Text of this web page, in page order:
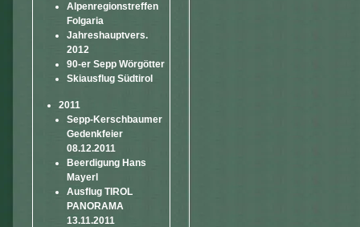
Alpenregionstreffen
Folgaria
Jahreshauptvers.
2012
90-er Sepp Wörgötter
Skiausflug Südtirol
2011
Sepp-Kerschbaumer
Gedenkfeier
08.12.2011
Beerdigung Hans
Mayerl
Ausflug TIROL
PANORAMA
13.11.2011